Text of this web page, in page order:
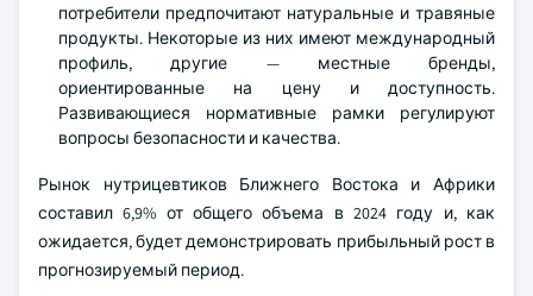
потребители предпочитают натуральные и травяные
продукты. Некоторые из них имеют международный
профиль, другие — местные бренды,
ориентированные на цену и доступность.
Развивающиеся нормативные рамки регулируют
вопросы безопасности и качества.
Рынок нутрицевтиков Ближнего Востока и Африки
составил 6,9% от общего объема в 2024 году и, как
ожидается, будет демонстрировать прибыльный рост в
прогнозируемый период.